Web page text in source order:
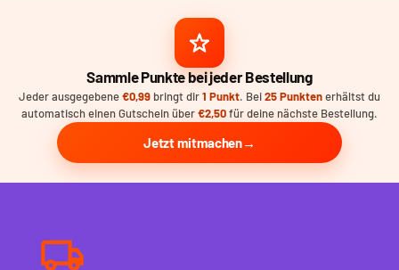
Sammle Punkte bei jeder Bestellung
Jeder ausgegebene€0,99 bringt dir1 Punkt. Bei25 Punktenerhältst du
automatisch einen Gutschein über€2,50für deine nächste Bestellung.
Jetzt mitmachen